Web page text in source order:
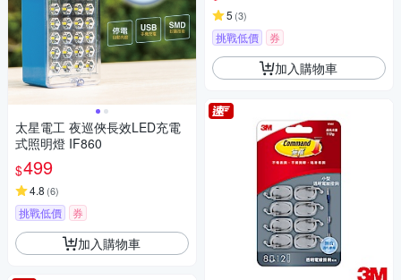
太星電工 夜巡俠長效LED充電
式照明燈 IF860
$499
4.8 (6)
挑戰低價 券
加入購物車
5 (3)
挑戰低價 券
加入購物車